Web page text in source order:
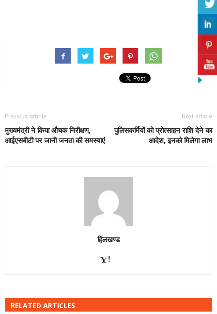
Previous article
मुख्यमंत्री ने किया औचक निरीक्षण,
आईएसबीटी पर जानी जनता की समस्याएं
Next article
पुलिसकर्मियों को प्रोत्साहन राशि देने का
आदेश, इनको मिलेगा लाभ
हिलखण्ड
RELATED ARTICLES